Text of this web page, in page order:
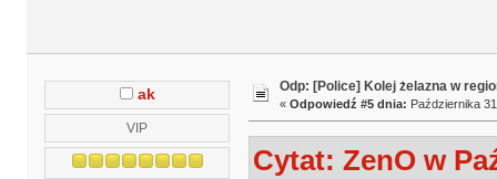
ak
VIP
Odp: [Police] Kolej żelazna w
« Odpowiedź #5 dnia: Października
Cytat: ZenO w